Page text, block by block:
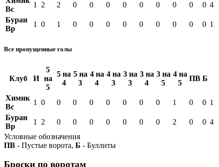
Вс
1 2 2 0 0 0 0 0 0 0 0 0 4
Буран
Вр
1 0 1 0 0 0 0 0 0 0 0 0 1
Все пропущенные голы
Клуб И
5
на
5
5 на
4
5 на
3
4 на
4
4 на
3
3 на
3
3 на
4
3 на
5
4 на
5
ПВ Б
Химик
Вс
1 0 0 0 0 0 0 0 0 1 0 0 1
Буран
Вр
1 2 0 0 0 0 0 0 0 2 0 0 4
Условные обозначения
ПВ - Пустые ворота, Б - Буллиты
Броски по воротам